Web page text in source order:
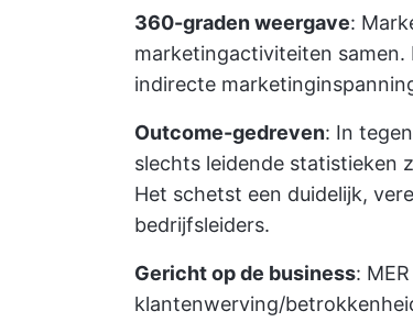
360-graden weergave:
marketingactiviteiten
indirecte
Outcome-gedreven: In
slechts leidende statistieken
Het schetst een duidelijk,
bedrijfsleiders.
Gericht op de business:
klantenwerving/